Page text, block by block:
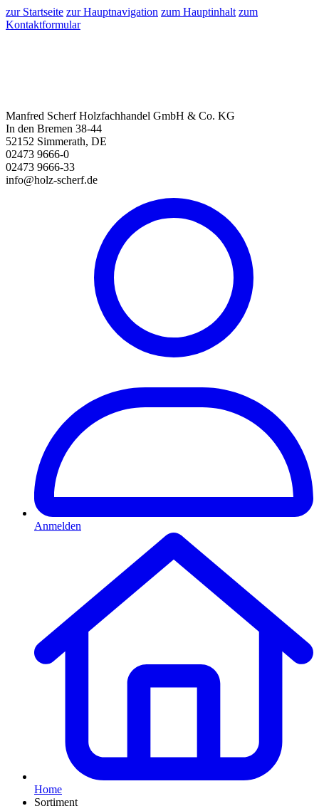
zur Startseite zur Hauptnavigation zum Hauptinhalt zum
Kontaktformular
Manfred Scherf Holzfachhandel GmbH & Co. KG
In den Bremen 38-44
52152 Simmerath, DE
02473 9666-0
02473 9666-33
info@holz-scherf.de
Anmelden
Home
Sortiment